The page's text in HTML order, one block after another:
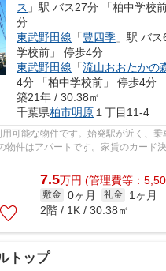
ス 」駅 バス27分 「柏中学校
分
東武野田線 「豊四季 」駅 バ
学校前」 停歩4分
東武野田線 「流山おおたかの
4分 「柏中学校前」 停歩4分
築21年 / 30.38㎡
千葉県柏市明原 １丁目11-4
可能な物件です。始発駅が近く、乗
物件はアパートです。家賃のカード
す。明るいスタ...
7.5万円 (管理費等：
敷金 0ヶ月 礼金
1ヶ月
2階 / 1K / 30.38㎡
トップ